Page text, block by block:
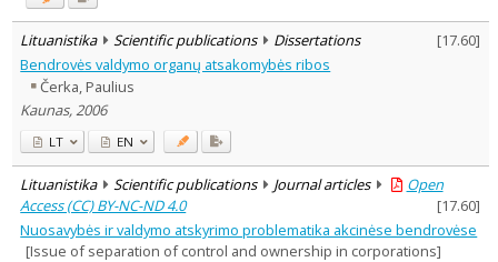
Lituanistika Scientific publications Dissertations [17.60]
Bendrovės valdymo organų atsakomybės ribos
Čerka, Paulius
Kaunas, 2006
LT EN
Lituanistika Scientific publications Journal articles
Open
Access (CC) BY-NC-ND 4.0
[17.60]
Nuosavybės ir valdymo atskyrimo problematika akcinėse bendrovėse
[Issue of separation of control and ownership in corporations]